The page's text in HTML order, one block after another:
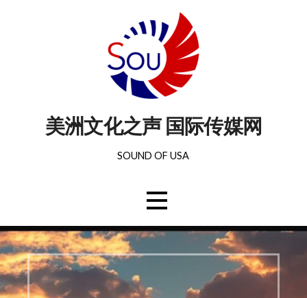
美洲文化之声 国际传媒网
SOUND OF USA